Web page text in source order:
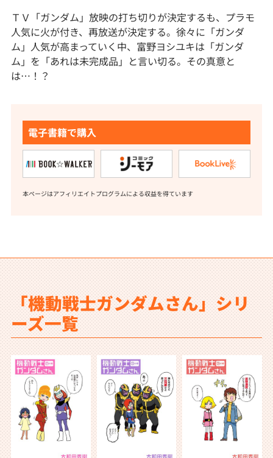
ＴＶ「ガンダム」放映の打ち切りが決定するも、プラモ
人気に火が付き、再放送が決定する。徐々に「ガンダ
ム」人気が高まっていく中、富野ヨシユキは「ガンダ
ム」を「あれは未完成品」と言い切る。その真意と
は…！？
電子書籍で購入
本ページはアフィリエイトプログラムによる収益を得ています
「機動戦士ガンダムさん」シリ
ーズ一覧